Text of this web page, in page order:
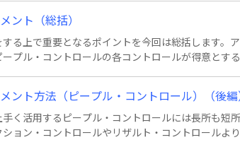
ント（総括）
る上で重要となるポイントを今回は総括します。
プル・コントロールの各コントロールが得意とす
ント方法（ピープル・コントロール）（後編
く活用するピープル・コントロールには長所も短
ョン・コントロールやリザルト・コントロールより